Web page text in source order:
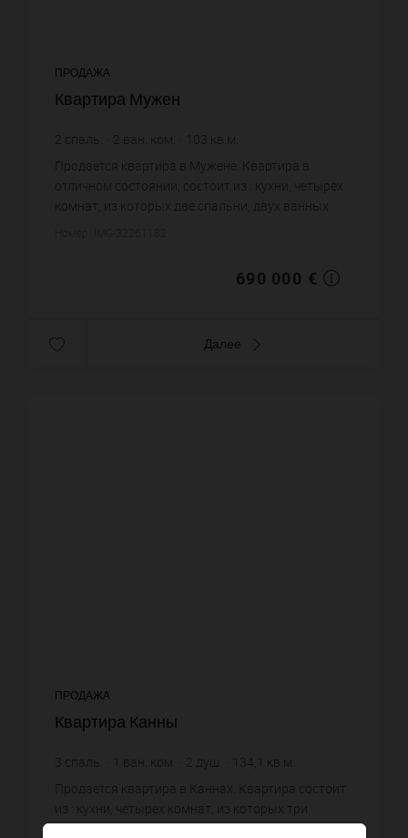
ПРОДАЖА
Квартира Мужен
2 спаль. 2 ван. ком. 103 кв.м.
Продается квартира в Мужене. Квартира в
отличном состоянии, состоит из : кухни, четырех
комнат, из которых две спальни, двух ванных
690 000 €
Далее
ПРОДАЖА
Квартира Канны
3 спаль. ван. ком. 2 душ. 134,1
кв.м.
Продается квартира в Каннах. Квартира состоит
из : кухни, четырех комнат, из которых три
спальни, одной ванной комнаты, двух душевых,